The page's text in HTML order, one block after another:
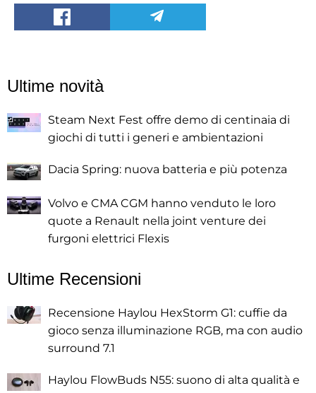
Ultime novità
Steam Next Fest offre demo di centinaia di
giochi di tutti i generi e ambientazioni
Dacia Spring: nuova batteria e più potenza
Volvo e CMA CGM hanno venduto le loro
quote a Renault nella joint venture dei
furgoni elettrici Flexis
Ultime Recensioni
Recensione Haylou HexStorm G1: cuffie da
gioco senza illuminazione RGB, ma con audio
surround 7.1
Haylou FlowBuds N55: suono di alta qualità e